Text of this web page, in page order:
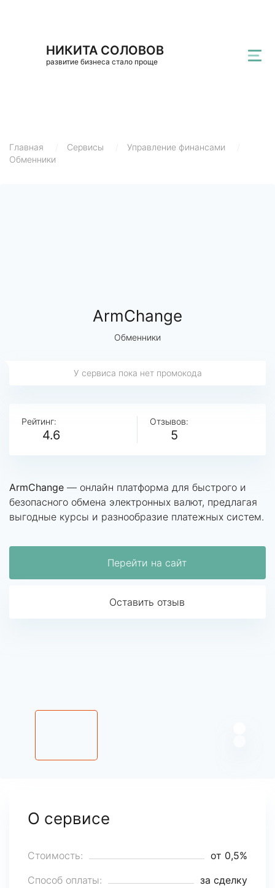
НИКИТА СОЛОВОВ
развитие бизнеса стало проще
Главная Сервисы Управление финансами
Обменники
ArmChange
Обменники
У сервиса пока нет промокода
Рейтинг:
4.6
Отзывов:
5
ArmChange — онлайн платформа для быстрого и
безопасного обмена электронных валют, предлагая
выгодные курсы и разнообразие платежных систем.
Перейти на сайт
Оставить отзыв
О сервисе
Стоимость:
от 0,5%
Способ оплаты:
за сделку